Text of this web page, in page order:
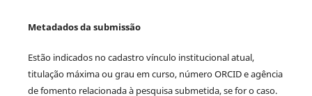
Metadados da submissão
Estão indicados no cadastro vínculo institucional atual,
titulação máxima ou grau em curso, número ORCID e agência
de fomento relacionada à pesquisa submetida, se for o caso.